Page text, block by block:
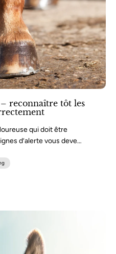
reconnaître tôt les
qui doit être
d’alerte vous devez